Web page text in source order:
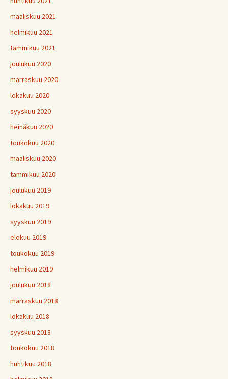
maaliskuu 2021
helmikuu 2021
tammikuu 2021
joulukuu 2020
marraskuu 2020
lokakuu 2020
syyskuu 2020
heinäkuu 2020
toukokuu 2020
maaliskuu 2020
tammikuu 2020
joulukuu 2019
lokakuu 2019
syyskuu 2019
elokuu 2019
toukokuu 2019
helmikuu 2019
joulukuu 2018
marraskuu 2018
lokakuu 2018
syyskuu 2018
toukokuu 2018
huhtikuu 2018